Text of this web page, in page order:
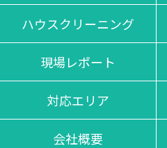
ハウスクリーニング
現場レポート
対応エリア
会社概要